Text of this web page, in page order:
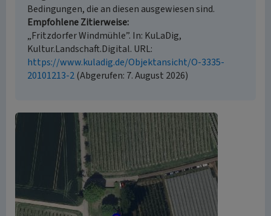
Bedingungen, die an diesen ausgewiesen sind.
Empfohlene Zitierweise
„Fritzdorfer Windmühle”. In: KuLaDig,
Kultur.Landschaft.Digital. URL:
https://www.kuladig.de/Objektansicht/O-3335-
20101213-2(Abgerufen: 7. August 2026)